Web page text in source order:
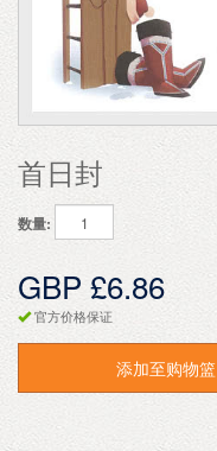
首日封
数量:
GBP £6.86
官方价格保证
添加至购物篮